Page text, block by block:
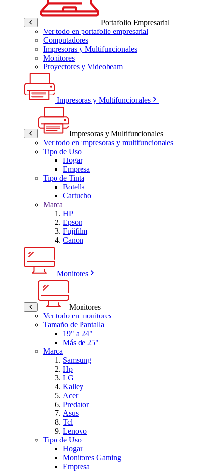
Portafolio Empresarial
Ver todo en portafolio empresarial
Computadores
Impresoras y Multifuncionales
Monitores
Proyectores y Videobeam
Impresoras y Multifuncionales
Impresoras y Multifuncionales
Ver todo en impresoras y multifuncionales
Tipo de Uso
Hogar
Empresa
Tipo de Tinta
Botella
Cartucho
Marca
HP
Epson
Fujifilm
Canon
Monitores
Monitores
Ver todo en monitores
Tamaño de Pantalla
19" a 24"
Más de 25"
Marca
Samsung
Hp
LG
Kalley
Acer
Predator
Asus
Tcl
Lenovo
Tipo de Uso
Hogar
Monitores Gaming
Empresa